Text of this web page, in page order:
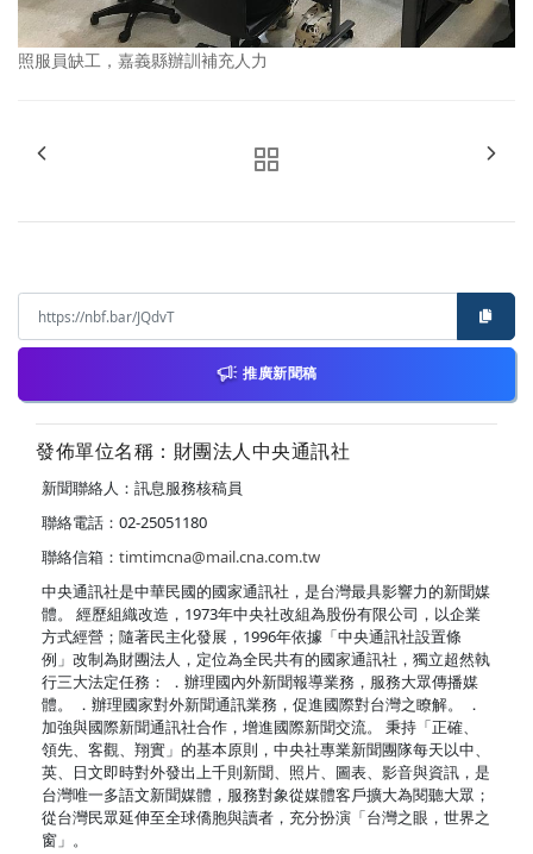
照服員缺工，嘉義縣辦訓補充人力
推廣新聞稿
發佈單位名稱：財團法人中央通訊社
新聞聯絡人：訊息服務核稿員
聯絡電話：02-25051180
聯絡信箱： timtimcna@mail.cna.com.tw
中央通訊社是中華民國的國家通訊社，是台灣最具影響力的新聞媒
體。 經歷組織改造，1973年中央社改組為股份有限公司，以企業
方式經營；隨著民主化發展，1996年依據「中央通訊社設置條
例」改制為財團法人，定位為全民共有的國家通訊社，獨立超然執
行三大法定任務： ．辦理國內外新聞報導業務，服務大眾傳播媒
體。 ．辦理國家對外新聞通訊業務，促進國際對台灣之瞭解。 ．
加強與國際新聞通訊社合作，增進國際新聞交流。 秉持「正確、
領先、客觀、翔實」的基本原則，中央社專業新聞團隊每天以中、
英、日文即時對外發出上千則新聞、照片、圖表、影音與資訊，是
台灣唯一多語文新聞媒體，服務對象從媒體客戶擴大為閱聽大眾；
從台灣民眾延伸至全球僑胞與讀者，充分扮演「台灣之眼，世界之
窗」。